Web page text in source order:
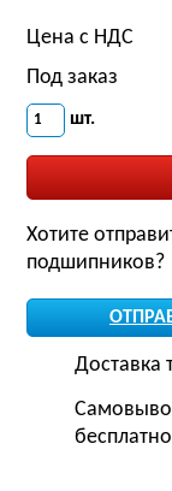
Цена с НДС
Под заказ
шт.
Хотите
подшипников?
Доставка
бесплатно